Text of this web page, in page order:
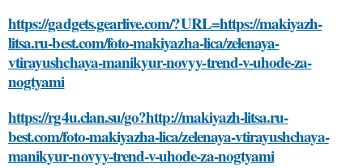
https://gadgets.gearlive.com/?URL=https://makiyazh-
litsa.ru-best.com/foto-makiyazha-lica/zelenaya-
vtirayushchaya-manikyur-novyy-trend-v-uhode-za-
nogtyami
https://rg4u.clan.su/go?http://makiyazh-litsa.ru-
best.com/foto-makiyazha-lica/zelenaya-vtirayushchaya-
manikyur-novyy-trend-v-uhode-za-nogtyami